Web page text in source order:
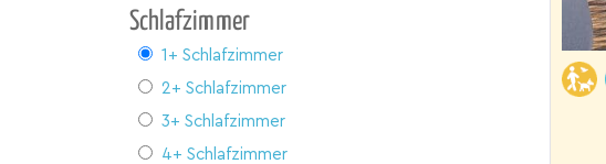
Schlafzimmer
1+ Schlafzimmer
2+ Schlafzimmer
3+ Schlafzimmer
4+ Schlafzimmer